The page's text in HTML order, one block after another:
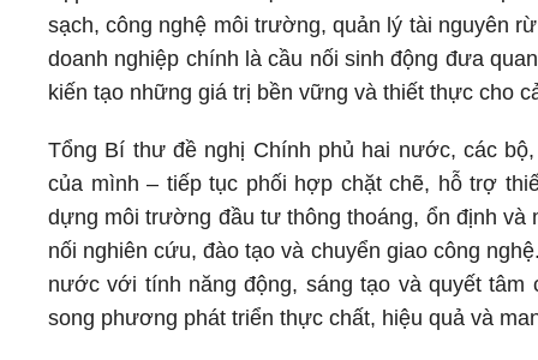
sạch, công nghệ môi trường, quản lý tài nguyên
doanh nghiệp chính là cầu nối sinh động đưa
kiến tạo những giá trị bền vững và thiết thực cho
Tổng Bí thư đề nghị Chính phủ hai nước, các
của mình – tiếp tục phối hợp chặt chẽ, hỗ trợ
dựng môi trường đầu tư thông thoáng, ổn định
nối nghiên cứu, đào tạo và chuyển giao công
nước với tính năng động, sáng tạo và quyết
song phương phát triển thực chất, hiệu quả và